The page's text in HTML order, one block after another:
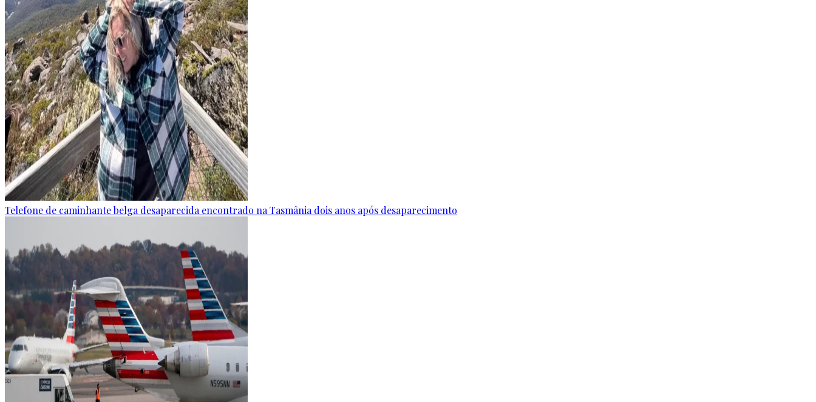
Telefone de caminhante belga desaparecida encontrado na Tasmânia dois anos após desaparecimento